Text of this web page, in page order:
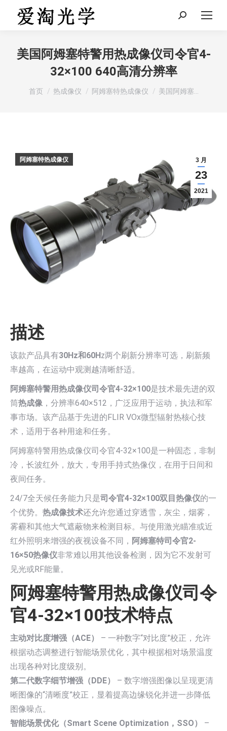
Search:
美国阿姆塞特警用热成像仪司令官4-
32×100 640高清分辨率
您在这里：
首页 热成像仪 阿姆塞特热成像仪 美国阿姆塞…
3 月
23
2021
阿姆塞特热成像仪
描述
该款产品具有30Hz和60Hz两个刷新分辨率可选，刷新频
率越高，在运动中观测越清晰舒适。
阿姆塞特警用热成像仪司令官4-32×100是技术最先进的双
筒热成像 ，分辨率640×512，广泛应用于运动，执法和军
事市场。该产品基于先进的FLIR VOx微型辐射热核心技
术，适用于各种用途和任务。
阿姆塞特警用热成像仪司令官4-32×100是一种固态，非制
冷，长波红外，放大，专用手持式热像仪，在用于日间和
夜间任务。
24/7全天候任务能力只是司令官4-32×100双目热像仪的一
个优势。 热成像技术还允许您通过穿透雪，灰尘，烟雾，
雾霾和其他大气遮蔽物来检测目标。与使用激光瞄准或近
红外照明来增强的夜视设备不同， 阿姆塞特司令官2-
16×50热像仪非常难以用其他设备检测，因为它不发射可
见光或RF能量。
阿姆塞特警用热成像仪司令
官4-32×100技术特点
主动对比度增强（ACE）
– 一种数字“对比度”校正，允许
根据动态调整进行智能场景优化，其中根据相对场景温度
出现各种对比度级别。
第二代数字细节增强（DDE）
– 数字增强图像以呈现更清
晰图像的“清晰度”校正，显着提高边缘锐化并进一步降低
图像噪点。
智能场景优化（Smart Scene Optimization，SSO）
–